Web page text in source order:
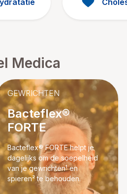
Medica
GEWRICHTEN
Bacteflex®
FORTE
Bacteflex® FORTE helpt je
dagelijks om de soepelheid
van je gewrichten¹ en
spieren² te behouden.